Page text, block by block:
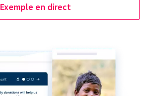
Exemple en direct